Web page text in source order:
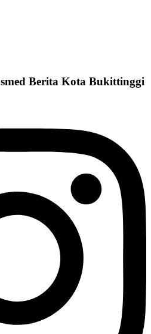
Berita Kota Bukittinggi